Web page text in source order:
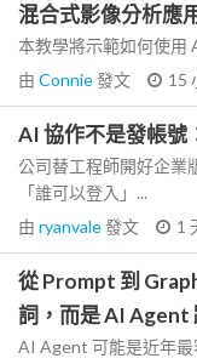
混合式影像分析應
本教學將示範如何使用
由 Connie發文 15
AI 協作不是發帳號
公司替工程師開好企業
「誰可以登入」...
由 ryanvale發文 1
從 Prompt 到
詞，而是 AI Agent
AI Agent 可能是近年